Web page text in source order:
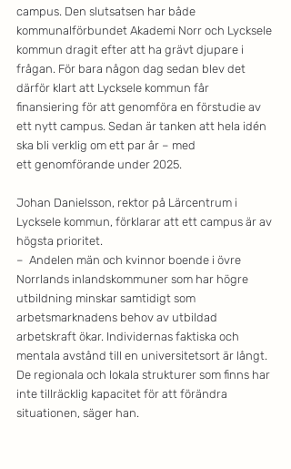
campus. Den slutsatsen har både
kommunalförbundet Akademi Norr och Lycksele
kommun dragit efter att ha grävt djupare i
frågan. För bara någon dag sedan blev det
därför klart att Lycksele kommun får
finansiering för att genomföra en förstudie av
ett nytt campus. Sedan är tanken att hela idén
ska bli verklig om ett par år – med
ett genomförande under 2025.
Johan Danielsson, rektor på Lärcentrum i
Lycksele kommun, förklarar att ett campus är av
högsta prioritet.
–  Andelen män och kvinnor boende i övre
Norrlands inlandskommuner som har högre
utbildning minskar samtidigt som
arbetsmarknadens behov av utbildad
arbetskraft ökar. Individernas faktiska och
mentala avstånd till en universitetsort är långt.
De regionala och lokala strukturer som finns har
inte tillräcklig kapacitet för att förändra
situationen, säger han.